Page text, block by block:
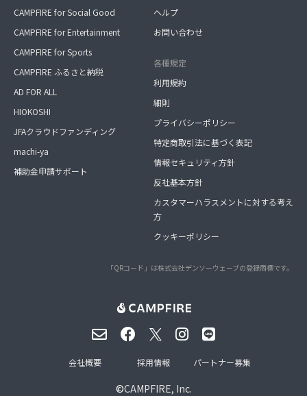
CAMPFIRE for Social Good
CAMPFIRE for Entertainment
CAMPFIRE for Sports
CAMPFIRE ふるさと納税
AD FOR ALL
HIOKOSHI
JFAクラウドファンディング
machi-ya
補助金申請サポート
ヘルプ
お問い合わせ
各種規定
利用規約
細則
プライバシーポリシー
特定商取引法に基づく表記
情報セキュリティ方針
反社基本方針
カスタマーハラスメントに対する考え
方
クッキーポリシー
「QRコード」は株式会社デンソーウェーブの登録商標です。
©CAMPFIRE, Inc.
会社概要 採用情報 パートナー募集